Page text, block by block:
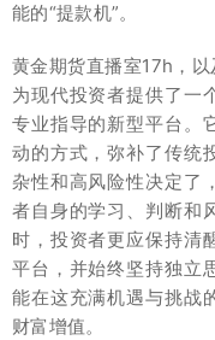
能的“提款机”。
黄金期货直播室17h，
为现代投资者提供了一
专业指导的新型平台。
动的方式，弥补了传统
杂性和高风险性决定了
者自身的学习、判断和
时，投资者更应保持清
平台，并始终坚持独立
能在这充满机遇与挑战
财富增值。